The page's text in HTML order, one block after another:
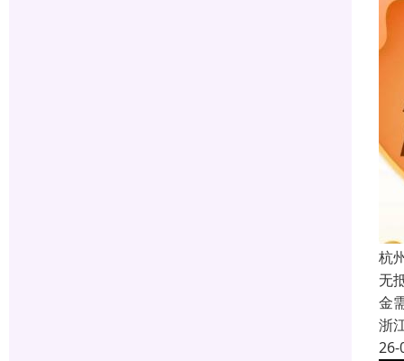
杭
无
金
浙
26-